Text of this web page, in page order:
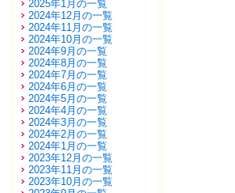
2025年1月の一覧
2024年12月の一覧
2024年11月の一覧
2024年10月の一覧
2024年9月の一覧
2024年8月の一覧
2024年7月の一覧
2024年6月の一覧
2024年5月の一覧
2024年4月の一覧
2024年3月の一覧
2024年2月の一覧
2024年1月の一覧
2023年12月の一覧
2023年11月の一覧
2023年10月の一覧